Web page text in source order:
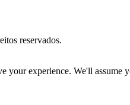
reservados.
your experience. We'll